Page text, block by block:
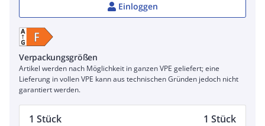
Einloggen
Verpackungsgrößen
Artikel werden nach Möglichkeit in ganzen VPE geliefert; eine
Lieferung in vollen VPE kann aus technischen Gründen jedoch nicht
garantiert werden.
1 Stück 1 Stück